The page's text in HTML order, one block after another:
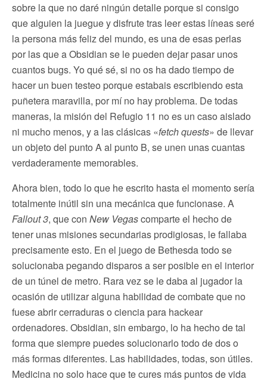
sobre la que no daré ningún detalle porque si consigo
que alguien la juegue y disfrute tras leer estas líneas seré
la persona más feliz del mundo, es una de esas perlas
por las que a Obsidian se le pueden dejar pasar unos
cuantos bugs. Yo qué sé, si no os ha dado tiempo de
hacer un buen testeo porque estabais escribiendo esta
puñetera maravilla, por mí no hay problema. De todas
maneras, la misión del Refugio 11 no es un caso aislado
ni mucho menos, y a las clásicas «fetch quests» de llevar
un objeto del punto A al punto B, se unen unas cuantas
verdaderamente memorables.
Ahora bien, todo lo que he escrito hasta el momento sería
totalmente inútil sin una mecánica que funcionase. A
Fallout 3, que con New Vegascomparte el hecho de
tener unas misiones secundarias prodigiosas, le fallaba
precisamente esto. En el juego de Bethesda todo se
solucionaba pegando disparos a ser posible en el interior
de un túnel de metro. Rara vez se le daba al jugador la
ocasión de utilizar alguna habilidad de combate que no
fuese abrir cerraduras o ciencia para hackear
ordenadores. Obsidian, sin embargo, lo ha hecho de tal
forma que siempre puedes solucionarlo todo de dos o
más formas diferentes. Las habilidades, todas, son útiles.
Medicina no solo hace que te cures más puntos de vida